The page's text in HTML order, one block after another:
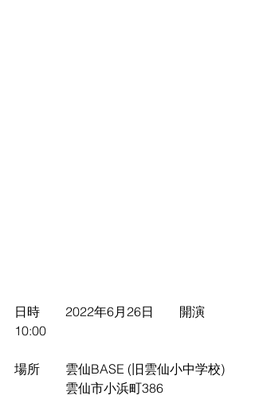
日時　　2022年6月26日　　開演
10:00
場所　　雲仙BASE (旧雲仙小中学校)
雲仙市小浜町386